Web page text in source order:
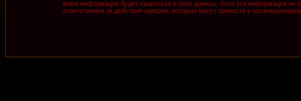
вами информация будет храниться в базе данных. Хотя эта информация не
ответственна за действия хакеров, которые могут привести к